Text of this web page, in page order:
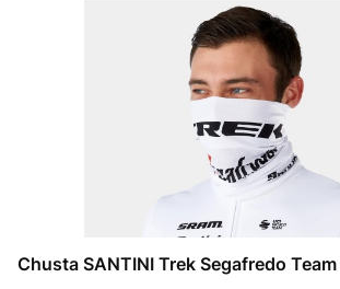
Chusta SANTINI Trek Segafredo Team